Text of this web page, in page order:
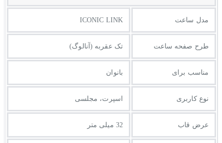
مدل ساعت ICONIC LINK
طرح صفحه ساعت تک عقربه (آنالوگ)
مناسب برای بانوان
نوع کاربری اسپرت، مجلسی
عرض قاب 32 میلی متر